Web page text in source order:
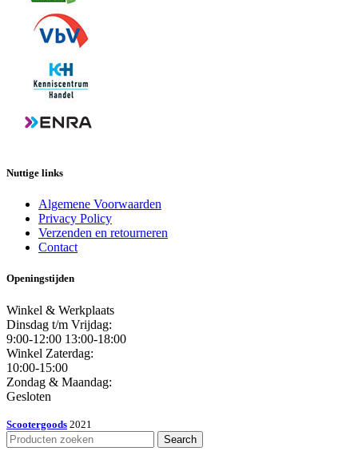
Nuttige links
Algemene Voorwaarden
Privacy Policy
Verzenden en retourneren
Contact
Openingstijden
Winkel & Werkplaats
Dinsdag t/m Vrijdag:
9:00-12:00 13:00-18:00
Winkel Zaterdag:
10:00-15:00
Zondag & Maandag:
Gesloten
Scootergoods 2021
Search